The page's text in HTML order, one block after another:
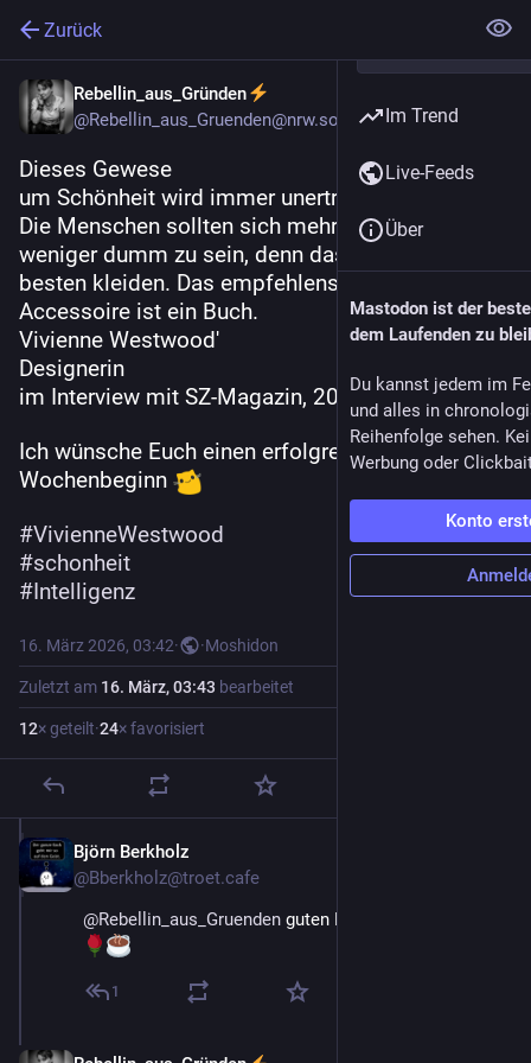
Zurück
Rebellin_aus_Gründen
@Rebellin_aus_Gruenden@nrw.social
Dieses Gewese
um Schönheit wird immer unerträglicher.
Die Menschen sollten sich mehr anstrengen,
weniger dumm zu sein, denn das würde sie am
besten kleiden. Das empfehlenswerteste
Accessoire ist ein Buch.
Vivienne Westwood'
Designerin
im Interview mit SZ-Magazin, 2012
Ich wünsche Euch einen erfolgreichen
Wochenbeginn
#VivienneWestwood
#schonheit
#Intelligenz
16. März 2026, 03:42· ·Moshidon
Zuletzt am 16. März, 03:43 bearbeitet
12× geteilt·24× favorisiert
Björn Berkholz
@Bberkholz@troet.cafe
@Rebellin_aus_Gruenden guten Morgen Ramona
1
Im Trend
Live-Feeds
Über
Mastodon ist der
dem Laufenden zu
Du kannst jedem im
und alles in
Reihenfolge sehen.
Werbung oder
Konto